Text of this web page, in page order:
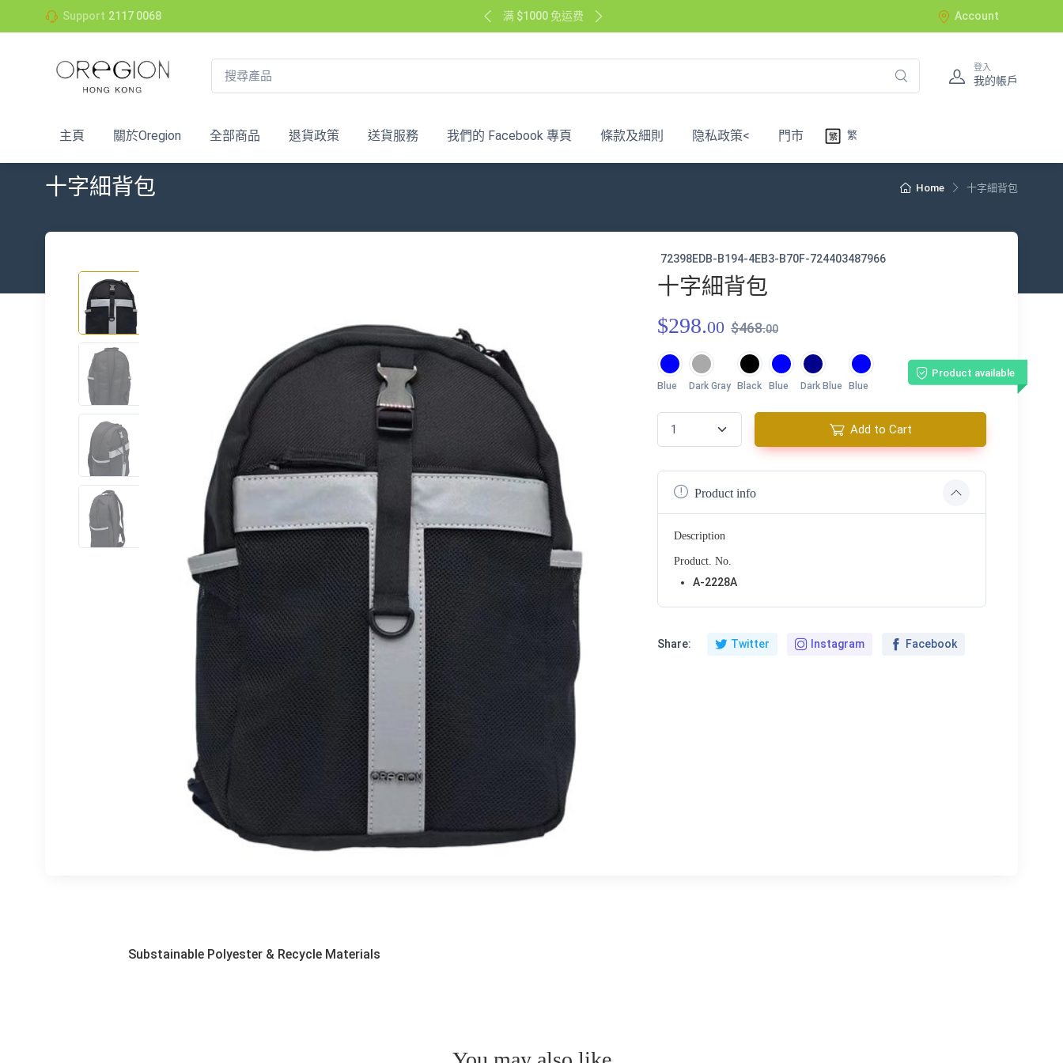
Support 2117 0068 满 $1000 免运费 Account
登入
我的帳戶
主頁 關於Oregion 全部商品 退貨政策 送貨服務 我們的 Facebook 專頁 條款及細則 隐私政策< 門市 繁
Home 十字細背包
十字細背包
72398EDB-B194-4EB3-B70F-724403487966
十字細背包
$298.00 $468.00
Blue Dark Gray Black Blue Dark Blue Blue
Product available
Add to Cart
Product info
Description
Product. No.
A-2228A
Share: Twitter Instagram Facebook
Substainable Polyester & Recycle Materials